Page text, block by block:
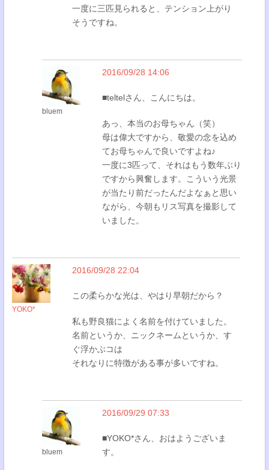
一度に三匹見られると、テンション上がり
そうですね。
bluem
2016/09/28 14:06
■teltelさん、こんにちは。
あっ、本当のお母ちゃん（笑）
母は偉大ですから、敬愛の念を込め
てお母ちゃんで良いですよね♪
一度に3匹って、それはもう数年ぶり
ですから興奮します。こういう光景
が当たり前だったんだよなぁと思い
ながら、今朝もリス写真を撮影して
いました。
YOKO*
2016/09/28 22:04
この柔らかな光は、やはり早朝だから？
私も野良猫によく名前を付けていました。
名前というか、ニックネームというか、す
ぐ浮かぶコは
それなりに特徴がある事が多いですね。
bluem
2016/09/29 07:33
■YOKO*さん、おはようございま
す。